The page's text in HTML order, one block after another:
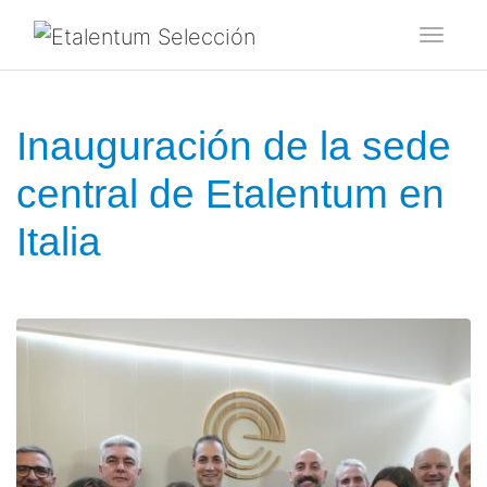
Inauguración de la sede
central de Etalentum en
Italia